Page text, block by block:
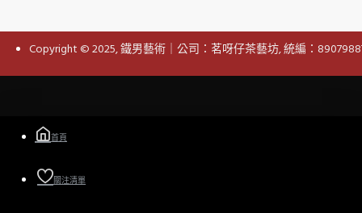
Copyright © 2025, 鐵男藝術｜公司：茗呀仔茶藝坊, 統編：
首頁
關注清單